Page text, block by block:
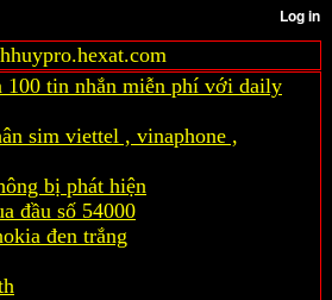
100 tin nhắn miễn phí với daily
sim viettel , vinaphone ,
bị phát hiện
đầu số 54000
đen trắng